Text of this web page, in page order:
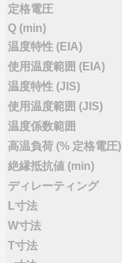
定格電圧
Q (min)
温度特性 (EIA)
使用温度範囲 (EIA)
温度特性 (JIS)
使用温度範囲 (JIS)
温度係数範囲
高温負荷 (% 定格電圧)
絶縁抵抗値 (min)
ディレーティング
L寸法
W寸法
T寸法